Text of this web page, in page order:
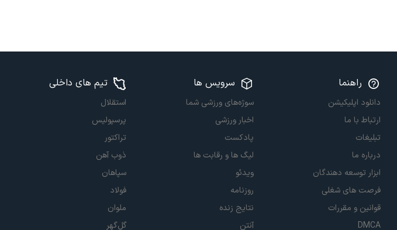
راهنما
دانلود اپلیکیشن
ارتباط با ما
تبلیغات
درباره ما
ابزار توسعه دهندگان
فرصت های شغلی
قوانین و مقررات
DMCA
سرویس ها
سوژه‌های ورزشی شما
اخبار ورزشی
پادکست
لیگ ها و رقابت ها
ویدئو
روزنامه
نتایج زنده
آنتن
تیم های داخلی
استقلال
پرسپولیس
تراکتور
ذوب آهن
سپاهان
فولاد
ملوان
گل‌گهر